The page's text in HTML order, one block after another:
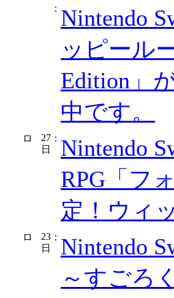
： Nintendo
ッピール
Edition」
中です。
27
日
： Nintendo
RPG「フ
定！ウィ
23
日
： Nintendo
～すごろ